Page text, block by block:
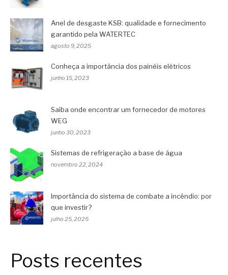
Anel de desgaste KSB: qualidade e fornecimento
garantido pela WATERTEC
agosto 9, 2025
Conheça a importância dos painéis elétricos
junho 15, 2023
Saiba onde encontrar um fornecedor de motores
WEG
junho 30, 2023
Sistemas de refrigeração a base de água
novembro 22, 2024
Importância do sistema de combate a incêndio: por
que investir?
julho 25, 2025
Posts recentes